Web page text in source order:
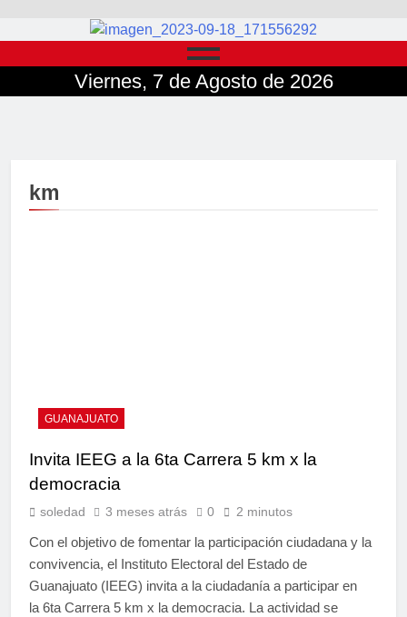
Viernes, 7 de Agosto de 2026
km
GUANAJUATO
Invita IEEG a la 6ta Carrera 5 km x la
democracia
soledad 3 meses atrás 0 2 minutos
Con el objetivo de fomentar la participación ciudadana y la
convivencia, el Instituto Electoral del Estado de
Guanajuato (IEEG) invita a la ciudadanía a participar en
la 6ta Carrera 5 km x la democracia. La actividad se